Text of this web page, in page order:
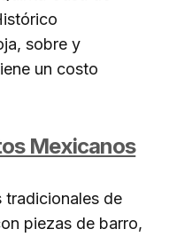
sobre y
un costo
Mexicanos
tradicionales de
piezas de barro,